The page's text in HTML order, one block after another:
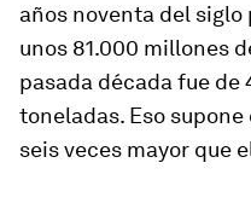
años noventa del siglo
unos 81.000 millones
pasada década fue de
toneladas. Eso
seis veces mayor que